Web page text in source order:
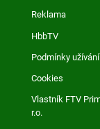
Reklama
HbbTV
Podmínky užívání
Cookies
Vlastník FTV
r.o.